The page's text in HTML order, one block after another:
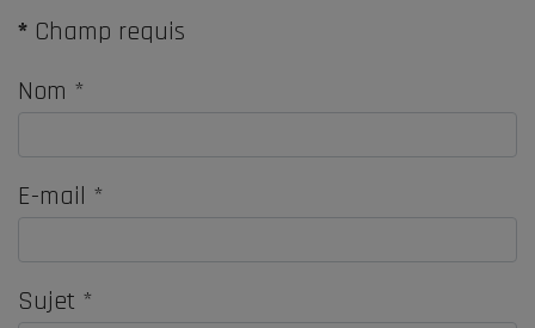
* Champ requis
Nom *
E-mail *
Sujet *